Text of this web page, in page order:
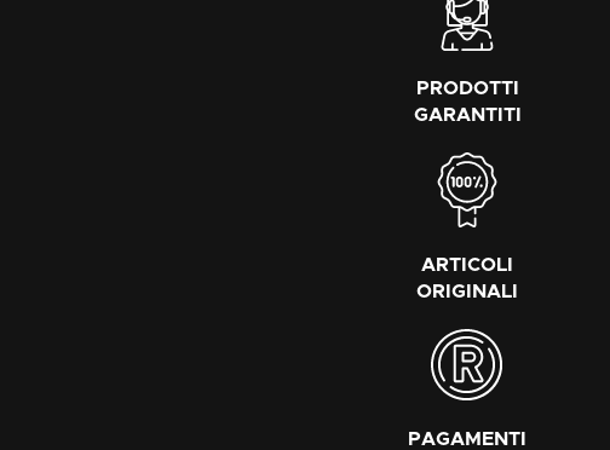
PRODOTTI
GARANTITI
ARTICOLI
ORIGINALI
PAGAMENTI